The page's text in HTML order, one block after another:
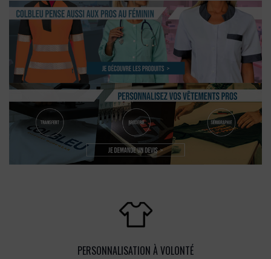
PERSONNALISATION À VOLONTÉ